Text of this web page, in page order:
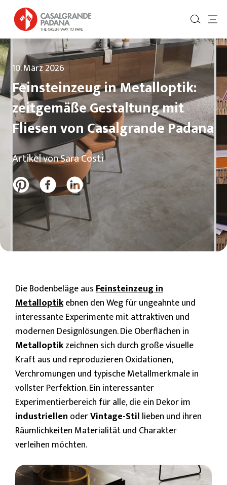
10. März 2026
Feinsteinzeug in Metalloptik:
zeitgemäße Gestaltung mit
Fliesen von Casalgrande Padana
Artikel von Sara Costi
Die Bodenbeläge ausFeinsteinzeug in
Metalloptikebnen den Weg für ungeahnte und
interessante Experimente mit attraktiven und
modernen Designlösungen. Die Oberflächen in
Metalloptikzeichnen sich durch große visuelle
Kraft aus und reproduzieren Oxidationen,
Verchromungen und typische Metallmerkmale in
vollster Perfektion. Ein interessanter
Experimentierbereich für alle, die ein Dekor im
industriellen oderVintage-Stil lieben und ihren
Räumlichkeiten Materialität und Charakter
verleihen möchten.